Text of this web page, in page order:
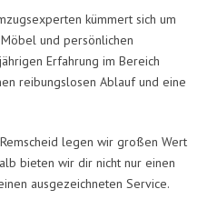
kümmert sich um
und persönlichen
Erfahrung im Bereich
reibungslosen Ablauf und eine
legen wir großen Wert
bieten wir dir nicht nur einen
ausgezeichneten Service.